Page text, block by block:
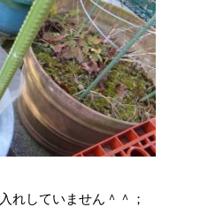
れしていません＾＾；